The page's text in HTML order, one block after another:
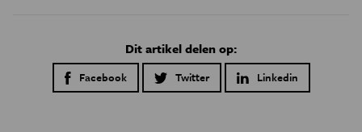
Dit artikel delen op:
Facebook Twitter Linkedin